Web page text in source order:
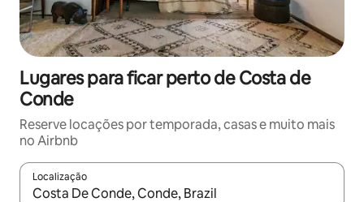
Lugares para ficar perto de Costa de
Conde
Reserve locações por temporada, casas e muito mais
no Airbnb
Localização
Quando os resultados estiverem disponíveis, explore-os